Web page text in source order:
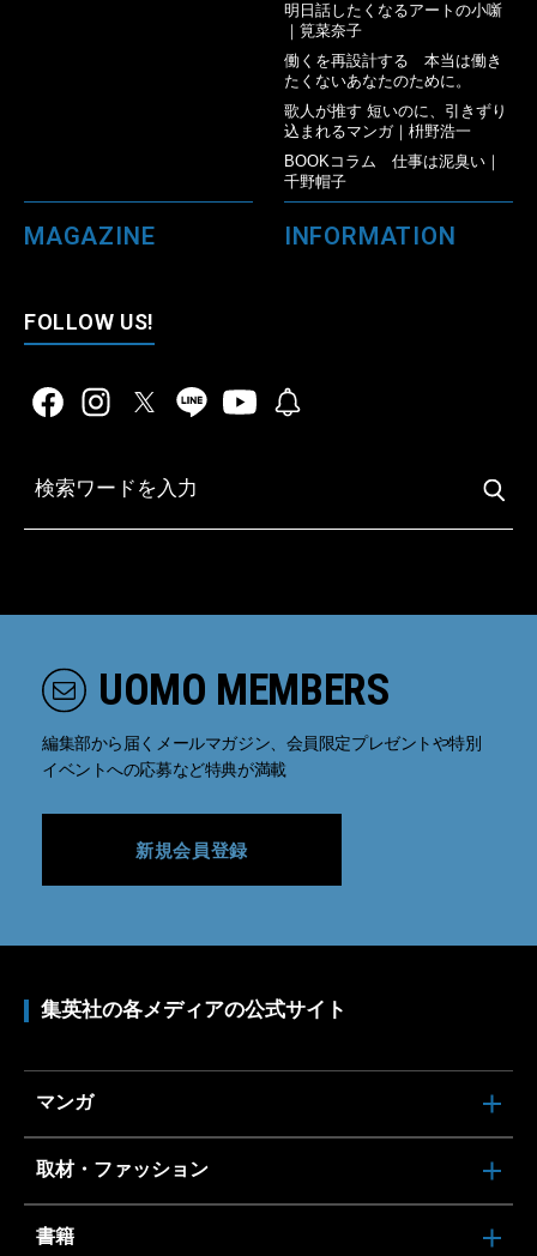
明日話したくなるアートの小噺
｜筧菜奈子
働くを再設計する 本当は働き
たくないあなたのために。
歌人が推す 短いのに、引きずり
込まれるマンガ｜枡野浩一
BOOKコラム 仕事は泥臭い｜
千野帽子
MAGAZINE INFORMATION
FOLLOW US!
UOMO MEMBERS
編集部から届くメールマガジン、会員限定プレゼントや特別
イベントへの応募など特典が満載
新規会員登録
集英社の各メディアの公式サイト
マンガ
取材・ファッション
書籍